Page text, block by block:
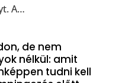
A…
de nem
nélkül: amit
tudni kell